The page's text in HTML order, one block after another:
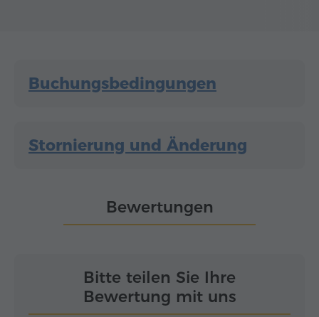
Buchungsbedingungen
Stornierung und Änderung
Bewertungen
Bitte teilen Sie Ihre
Bewertung mit uns